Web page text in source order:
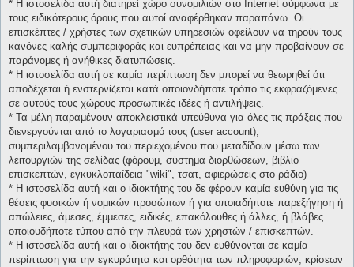
* H ιστοσελίδα αυτή διατηρεί χώρο συνομιλιών στο Internet σύμφωνα με
τους ειδικότερους όρους που αυτοί αναφέρθηκαν παραπάνω. Οι
επισκέπτες / χρήστες των σχετικών υπηρεσιών οφείλουν να τηρούν τους
κανόνες καλής συμπεριφοράς και ευπρέπειας και να μην προβαίνουν σε
παράνομες ή ανήθικες διατυπώσεις.
* H ιστοσελίδα αυτή σε καμία περίπτωση δεν μπορεί να θεωρηθεί ότι
αποδέχεται ή ενστερνίζεται κατά οποιονδήποτε τρόπο τις εκφραζόμενες
σε αυτούς τους χώρους προσωπικές ιδέες ή αντιλήψεις.
* Τα μέλη παραμένουν αποκλειστικά υπεύθυνα για όλες τις πράξεις που
διενεργούνται από το λογαριασμό τους (user account),
συμπεριλαμβανομένου του περιεχομένου που μεταδίδουν μέσω των
λειτουργιών της σελίδας (φόρουμ, σύστημα διορθώσεων, βιβλίο
επισκεπτών, εγκυκλοπαίδεια "wiki", τσατ, αφιερώσεις στο ράδιο)
* H ιστοσελίδα αυτή και ο ιδιοκτήτης του δε φέρουν καμία ευθύνη για τις
θέσεις φυσικών ή νομικών προσώπων ή για οποιαδήποτε παρεξήγηση ή
απώλειες, άμεσες, έμμεσες, ειδικές, επακόλουθες ή άλλες, ή βλάβες
οποιουδήποτε τύπου από την πλευρά των χρηστών / επισκεπτών.
* H ιστοσελίδα αυτή και ο ιδιοκτήτης του δεν ευθύνονται σε καμία
περίπτωση για την εγκυρότητα και ορθότητα των πληροφοριών, κρίσεων